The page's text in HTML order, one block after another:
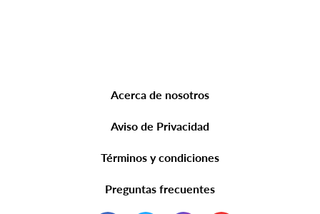
Acerca de nosotros
Aviso de Privacidad
Términos y condiciones
Preguntas frecuentes